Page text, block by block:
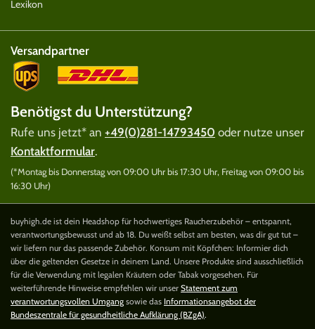
Lexikon
Versandpartner
Benötigst du Unterstützung?
Rufe uns jetzt* an +49(0)281-14793450 oder nutze unser
Kontaktformular.
(*Montag bis Donnerstag von 09:00 Uhr bis 17:30 Uhr, Freitag von 09:00 bis
16:30 Uhr)
buyhigh.de ist dein Headshop für hochwertiges Raucherzubehör – entspannt,
verantwortungsbewusst und ab 18. Du weißt selbst am besten, was dir gut tut –
wir liefern nur das passende Zubehör. Konsum mit Köpfchen: Informier dich
über die geltenden Gesetze in deinem Land. Unsere Produkte sind ausschließlich
für die Verwendung mit legalen Kräutern oder Tabak vorgesehen. Für
weiterführende Hinweise empfehlen wir unser Statement zum
verantwortungsvollen Umgang sowie das Informationsangebot der
Bundeszentrale für gesundheitliche Aufklärung (BZgA).